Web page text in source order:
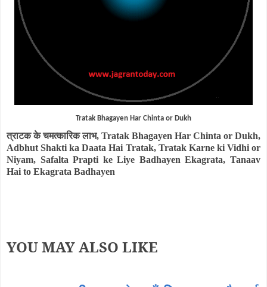
Tratak Bhagayen Har Chinta or Dukh
त्राटक के चमत्कारिक लाभ, Tratak Bhagayen Har Chinta or Dukh,
Adbhut Shakti ka Daata Hai Tratak, Tratak Karne ki Vidhi or
Niyam, Safalta Prapti ke Liye Badhayen Ekagrata, Tanaav
Hai to Ekagrata Badhayen
YOU MAY ALSO LIKE